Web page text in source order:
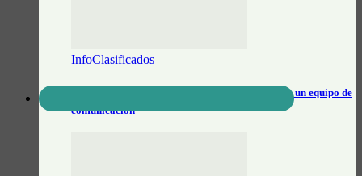
InfoClasificados
Buscan realizador/a audiovisual para sumarse a un equipo de
comunicación